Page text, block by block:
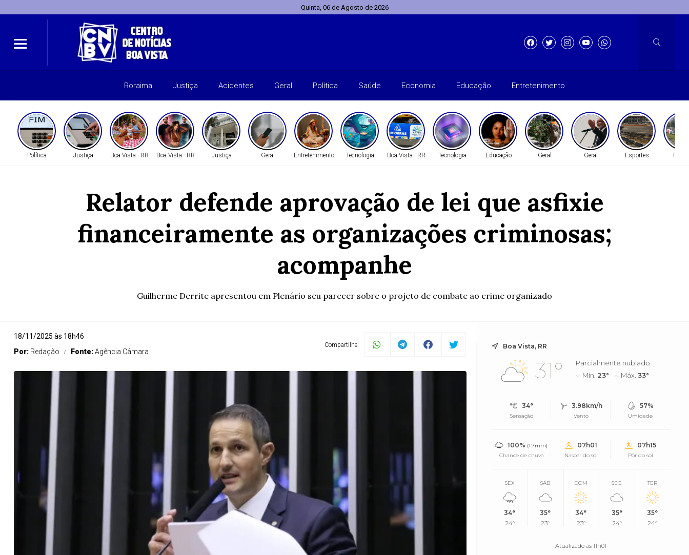
Quinta, 06 de Agosto de 2026
Roraima Justiça Acidentes Geral Política Saúde Economia Educação Entretenimento
Política Justiça Boa Vista - RR Boa Vista - RR Justiça Geral Entretenimento Tecnologia Boa Vista - RR Tecnologia Educação Geral Geral Esportes
Relator defende aprovação de lei que asfixie
financeiramente as organizações criminosas;
acompanhe
Guilherme Derrite apresentou em Plenário seu parecer sobre o projeto de combate ao crime organizado
18/11/2025 às 18h46
Por: Redação Fonte:Agência Câmara
Compartilhe: Boa Vista, RR
31°
Parcialmente nublado
Mín. 23° Máx.33°
34°
Sensação
3.98km/h
Vento
57%
Umidade
100% (1.7mm)
Chance de chuva
07h01
Nascer do sol
07h15
Pôr do sol
SEX
34°
24°
SÁB
35°
23°
DOM
34°
23°
SEG
35°
24°
TER
35°
24°
Atualizado às 11h01